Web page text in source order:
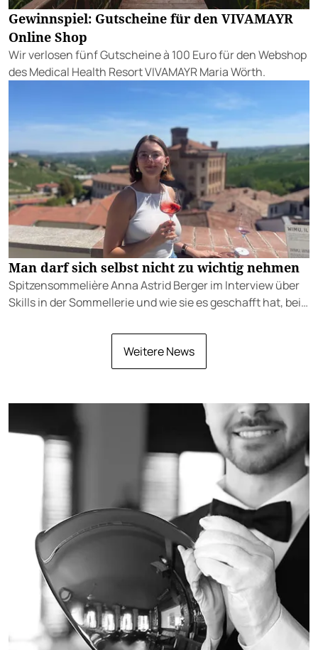
Gewinnspiel: Gutscheine für den VIVAMAYR
Online Shop
Wir verlosen fünf Gutscheine à 100 Euro für den Webshop
des Medical Health Resort VIVAMAYR Maria Wörth.
Man darf sich selbst nicht zu wichtig nehmen
Spitzensommelière Anna Astrid Berger im Interview über
Skills in der Sommellerie und wie sie es geschafft hat, bei
Weitere News